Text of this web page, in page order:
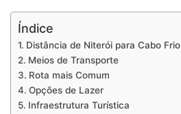
Índice
Distância de Niterói para Cabo Frio
Meios de Transporte
Rota mais Comum
Opções de Lazer
Infraestrutura Turística